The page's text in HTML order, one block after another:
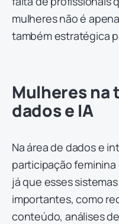
mulheres não é
também estratégica
Mulheres na
dados e IA
Na área de dados e
participação
já que esses
importantes, como
conteúdo, análises